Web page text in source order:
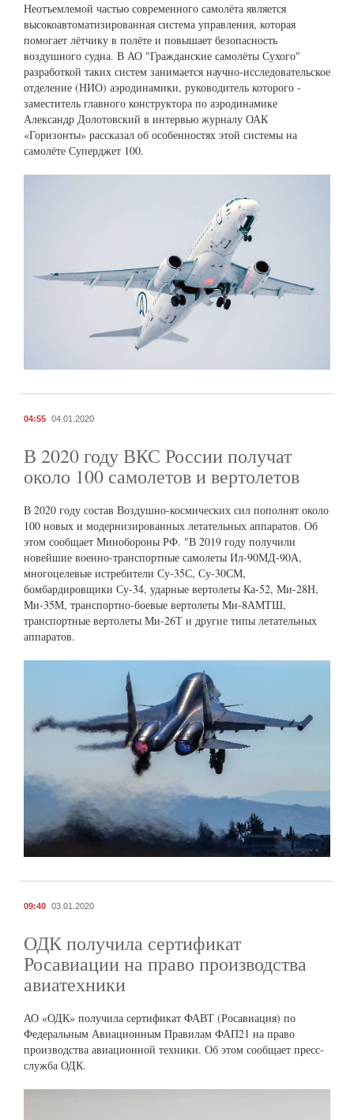
Неотъемлемой частью современного самолёта является
высокоавтоматизированная система управления, которая
помогает лётчику в полёте и повышает безопасность
воздушного судна. В АО "Гражданские самолёты Сухого"
разработкой таких систем занимается научно-исследовательское
отделение (НИО) аэродинамики, руководитель которого -
заместитель главного конструктора по аэродинамике
Александр Долотовский в интервью журналу ОАК
«Горизонты» рассказал об особенностях этой системы на
самолёте Суперджет 100.
04:55 04.01.2020
В 2020 году ВКС России получат
около 100 самолетов и вертолетов
В 2020 году состав Воздушно-космических сил пополнят около
100 новых и модернизированных летательных аппаратов. Об
этом сообщает Минобороны РФ. "В 2019 году получили
новейшие военно-транспортные самолеты Ил-90МД-90А,
многоцелевые истребители Су-35С, Су-30СМ,
бомбардировщики Су-34, ударные вертолеты Ка-52, Ми-28Н,
Ми-35М, транспортно-боевые вертолеты Ми-8АМТШ,
транспортные вертолеты Ми-26Т и другие типы летательных
аппаратов.
09:40 03.01.2020
ОДК получила сертификат
Росавиации на право производства
авиатехники
АО «ОДК» получила сертификат ФАВТ (Росавиация) по
Федеральным Авиационным Правилам ФАП21 на право
производства авиационной техники. Об этом сообщает пресс-
служба ОДК.